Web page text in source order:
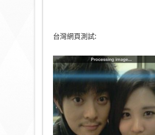
台灣網頁測試: